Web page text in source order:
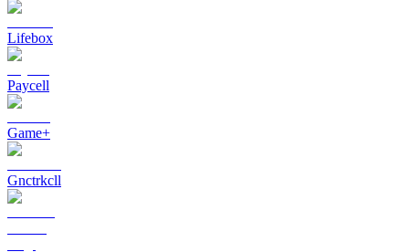
Lifebox
Paycell
Game+
Gnctrkcll